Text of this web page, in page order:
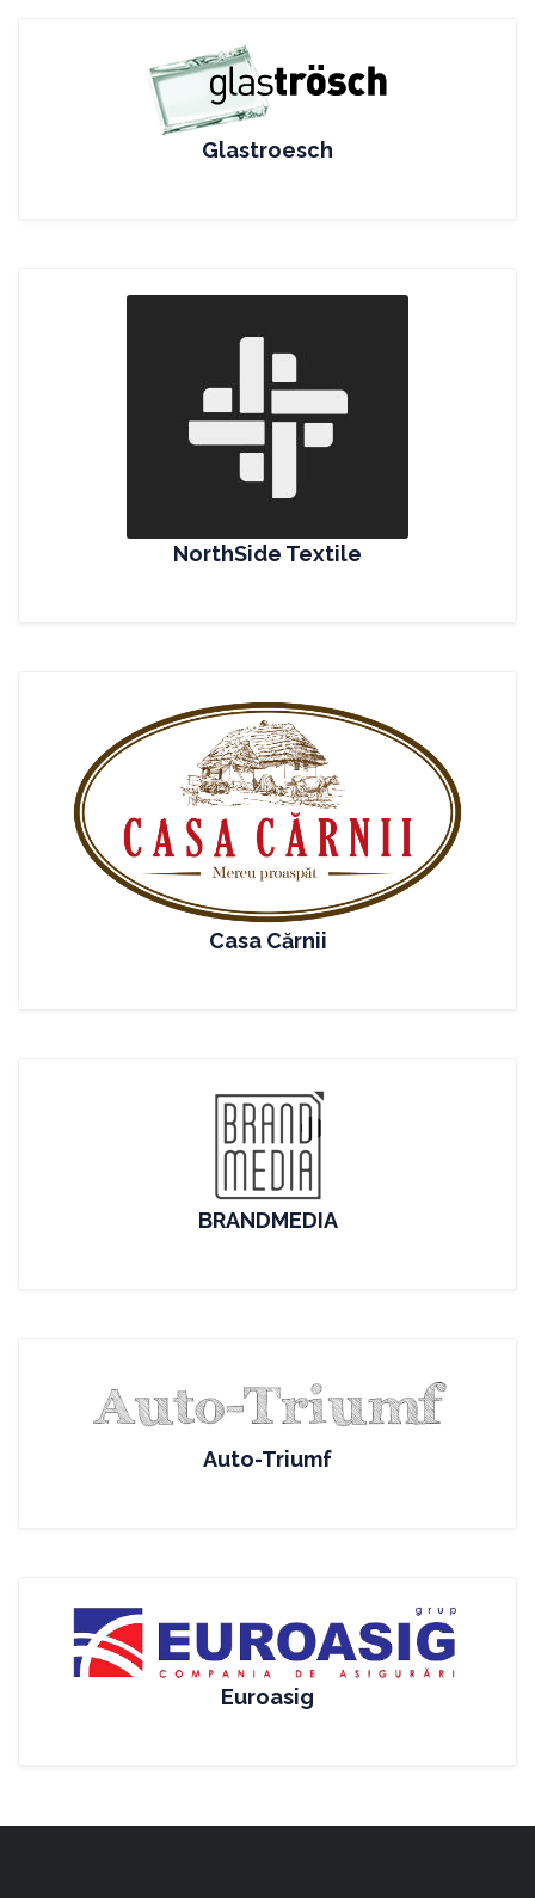
Glastroesch
NorthSide Textile
Casa Cărnii
BRANDMEDIA
Auto-Triumf
Euroasig